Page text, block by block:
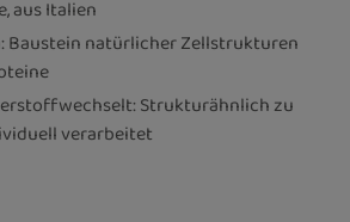
aus Italien
Baustein natürlicher Zellstrukturen
Strukturähnlich zu
verarbeitet